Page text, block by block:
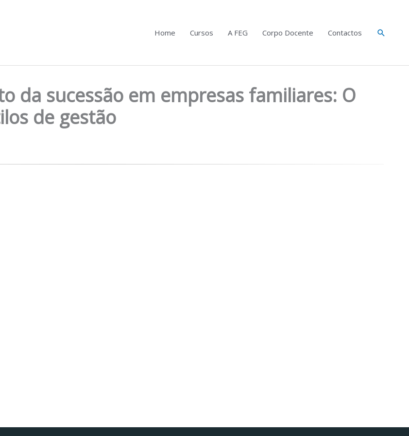
Home Cursos A FEG Corpo Docente Contactos Search
da sucessão em empresas familiares: O
de gestão
Facebook
Instagram da FCTPortal da UAc